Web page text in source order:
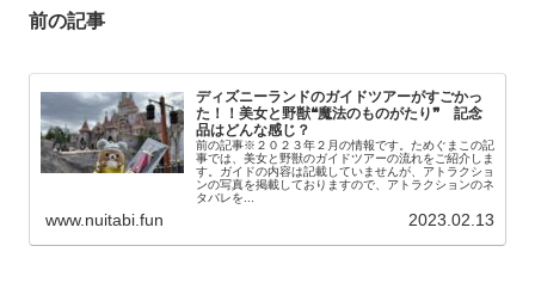
前の記事
ディズニーランドのガイドツアーがすごかっ
た！！美女と野獣❝魔法のものがたり❞ 記念
品はどんな感じ？
前の記事※２０２３年２月の情報です。ためぐまこの記
事では、美女と野獣のガイドツアーの流れをご紹介しま
す。ガイドの内容は記載していませんが、アトラクショ
ンの写真を掲載しておりますので、アトラクションのネ
タバレを...
www.nuitabi.fun 2023.02.13